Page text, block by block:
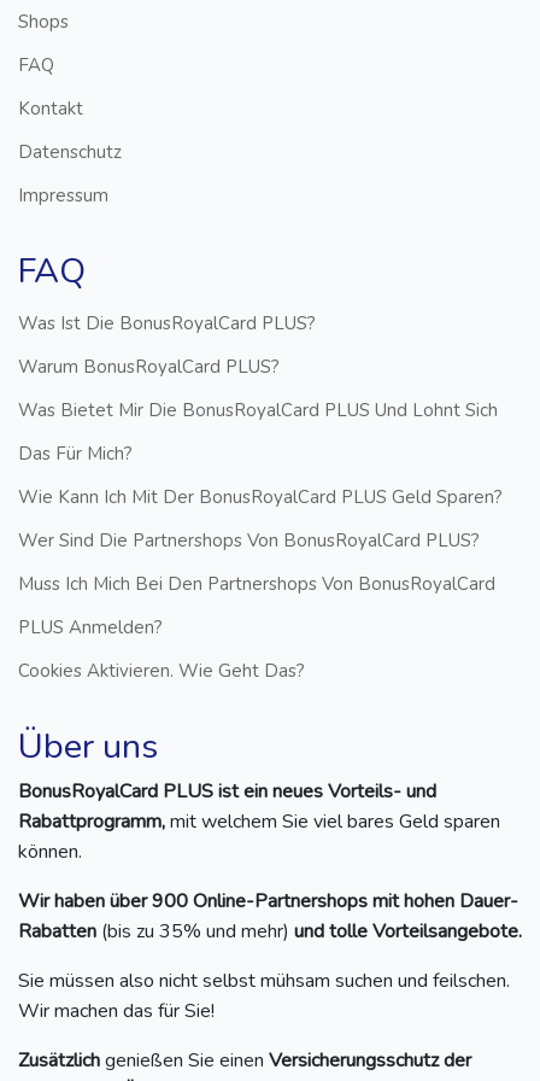
Shops
FAQ
Kontakt
Datenschutz
Impressum
FAQ
Was Ist Die BonusRoyalCard PLUS?
Warum BonusRoyalCard PLUS?
Was Bietet Mir Die BonusRoyalCard PLUS Und Lohnt Sich
Das Für Mich?
Wie Kann Ich Mit Der BonusRoyalCard PLUS Geld Sparen?
Wer Sind Die Partnershops Von BonusRoyalCard PLUS?
Muss Ich Mich Bei Den Partnershops Von BonusRoyalCard
PLUS Anmelden?
Cookies Aktivieren. Wie Geht Das?
Über uns
BonusRoyalCard PLUS ist ein neues Vorteils- und
Rabattprogramm,mit welchem Sie viel bares Geld sparen
können.
Wir haben über 900 Online-Partnershops mit hohen Dauer-
Rabatten (bis zu 35% und mehr) und tolle Vorteilsangebote.
Sie müssen also nicht selbst mühsam suchen und feilschen.
Wir machen das für Sie!
Zusätzlichgenießen Sie einen Versicherungsschutz der